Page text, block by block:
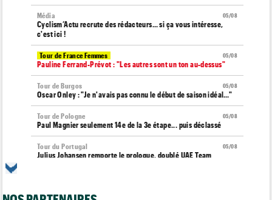
05/08
Média
Cyclism’Actu recrute des rédacteurs… si ça vous intéresse,
c'est ici !
05/08
Tour de France Femmes
Pauline Ferrand-Prévot : "Les autres sont un ton au-dessus"
05/08
Tour de Burgos
Oscar Onley : "Je n'avais pas connu le début de saison idéal…"
05/08
Tour de Pologne
Paul Magnier seulement 14e de la 3e étape... puis déclassé
05/08
Tour du Portugal
Julius Johansen remporte le prologue, doublé UAE Team
Marlen Reusser : "C'était différent du Mont Ventoux..."